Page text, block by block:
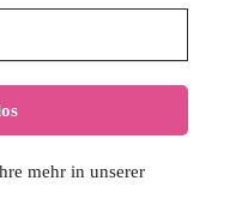
mehr in unserer